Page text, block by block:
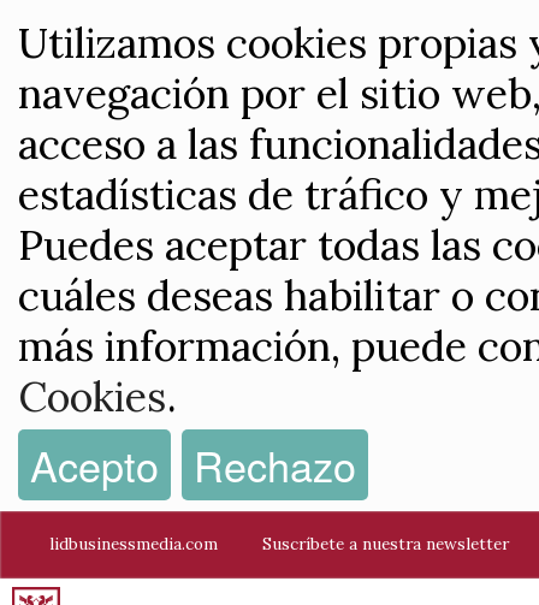
Utilizamos cookies
navegación por el sitio
acceso a las
estadísticas de tráfico y
Puedes aceptar todas las
cuáles deseas habilitar o
más información, puede
Cookies.
Acepto Rechazo
lidbusinessmedia.com Suscríbete a nuestra newsletter